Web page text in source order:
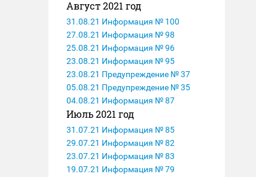
Август 2021 год
31.08.21 Информация № 100
27.08.21 Информация № 98
25.08.21 Информация № 96
23.08.21 Информация № 95
23.08.21 Предупреждение № 37
05.08.21 Предупреждение № 35
04.08.21 Информация № 87
Июль 2021 год
31.07.21 Информация № 85
29.07.21 Информация № 82
23.07.21 Информация № 83
19.07.21 Информация № 79